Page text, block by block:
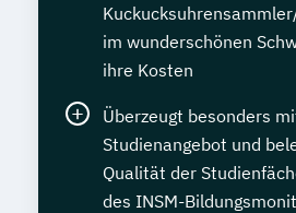
im wunderschönen
ihre Kosten
Überzeugt besonders
Studienangebot und
Qualität der
des INSM-